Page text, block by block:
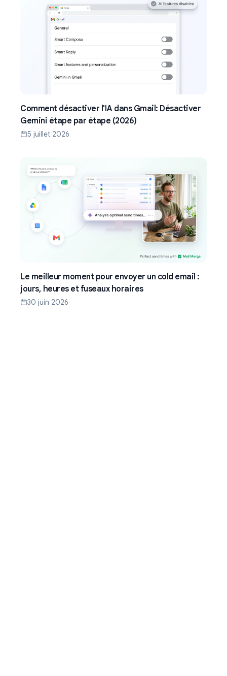
Comment désactiver l'IA dans Gmail: Désactiver
Gemini étape par étape (2026)
5 juillet 2026
Le meilleur moment pour envoyer un cold email :
jours, heures et fuseaux horaires
30 juin 2026